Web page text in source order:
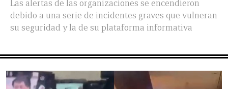
Las alertas de las organizaciones se encendieron
debido a una serie de incidentes graves que vulneran
su seguridad y la de su plataforma informativa